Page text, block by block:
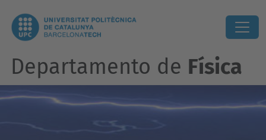
Departamento de Física